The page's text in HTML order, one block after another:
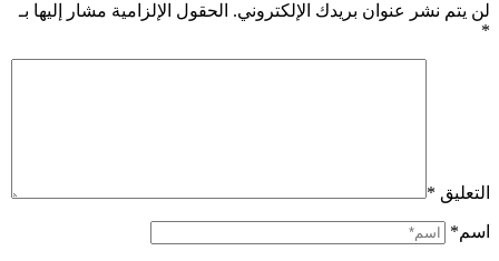
لن يتم نشر عنوان بريدك الإلكتروني. الحقول الإلزامية مشار إليها بـ
*
التعليق *
اسم*